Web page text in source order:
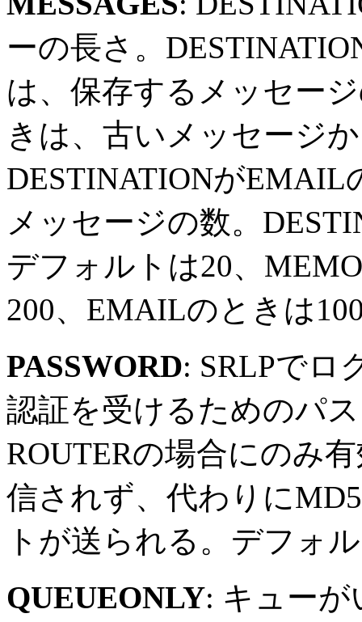
ーの長さ。
は、保存するメッセー
きは、古いメッセージ
DESTINATIONが
メッセージの数。
デフォルトは20、
200、EMAILのときは
PASSWORD: SRLPでロ
認証を受けるためのパ
ROUTERの場合にのみ
信されず、代わりに
トが送られる。デフォ
QUEUEONLY: キュー